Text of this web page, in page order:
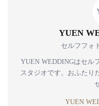
YUEN
セルフフォ
YUEN WEDDINGはセル
スタジオです。おふたり
YUEN